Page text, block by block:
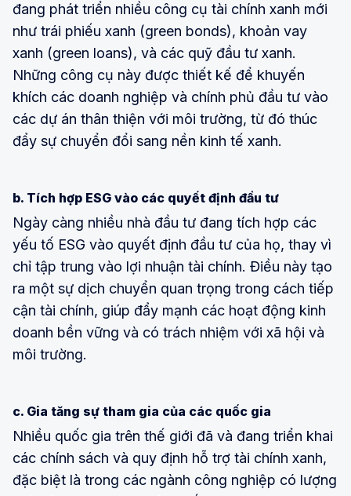
đang phát triển nhiều công cụ tài chính xanh mới
như trái phiếu xanh (green bonds), khoản vay
xanh (green loans), và các quỹ đầu tư xanh.
Những công cụ này được thiết kế để khuyến
khích các doanh nghiệp và chính phủ đầu tư vào
các dự án thân thiện với môi trường, từ đó thúc
đẩy sự chuyển đổi sang nền kinh tế xanh.
b. Tích hợp ESG vào các quyết định đầu tư
Ngày càng nhiều nhà đầu tư đang tích hợp các
yếu tố ESG vào quyết định đầu tư của họ, thay vì
chỉ tập trung vào lợi nhuận tài chính. Điều này tạo
ra một sự dịch chuyển quan trọng trong cách tiếp
cận tài chính, giúp đẩy mạnh các hoạt động kinh
doanh bền vững và có trách nhiệm với xã hội và
môi trường.
c. Gia tăng sự tham gia của các quốc gia
Nhiều quốc gia trên thế giới đã và đang triển khai
các chính sách và quy định hỗ trợ tài chính xanh,
đặc biệt là trong các ngành công nghiệp có lượng